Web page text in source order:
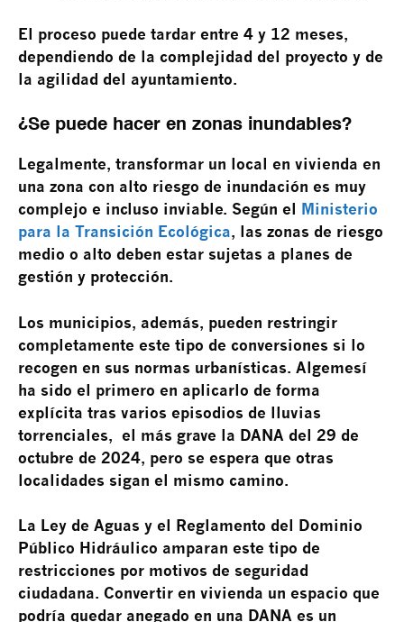
El proceso puede tardar entre 4 y 12 meses,
dependiendo de la complejidad del proyecto y de
la agilidad del ayuntamiento.
¿Se puede hacer en zonas inundables?
Legalmente, transformar un local en vivienda en
una zona con alto riesgo de inundación es muy
complejo e incluso inviable. Según el Ministerio
para la Transición Ecológica, las zonas de riesgo
medio o alto deben estar sujetas a planes de
gestión y protección.
Los municipios, además, pueden restringir
completamente este tipo de conversiones si lo
recogen en sus normas urbanísticas. Algemesí
ha sido el primero en aplicarlo de forma
explícita tras varios episodios de lluvias
torrenciales, el más grave la DANA del 29 de
octubre de 2024, pero se espera que otras
localidades sigan el mismo camino.
La Ley de Aguas y el Reglamento del Dominio
Público Hidráulico amparan este tipo de
restricciones por motivos de seguridad
ciudadana. Convertir en vivienda un espacio que
podría quedar anegado en una DANA es un